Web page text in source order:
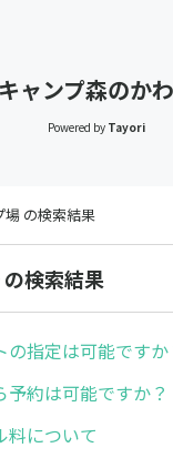
ャンプ森のか
Powered by Tayori
場 の検索結果
検索結果
の指定は可能ですか
予約は可能ですか？
料について